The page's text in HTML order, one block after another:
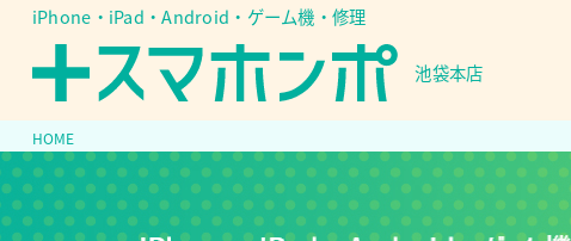
iPhone・iPad・Android・ゲーム機・修理
池袋本店
HOME